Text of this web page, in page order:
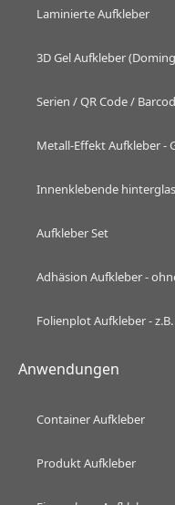
Laminierte Aufkleber
3D Gel Aufkleber
Serien / QR Code /
Metall-Effekt Aufkleber -
Innenklebende
Aufkleber Set
Adhäsion Aufkleber -
Folienplot Aufkleber -
Anwendungen
Container Aufkleber
Produkt Aufkleber